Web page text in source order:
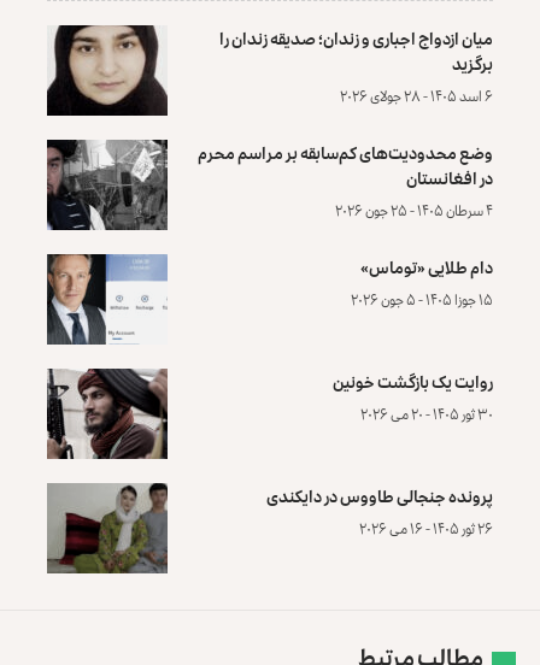
میان ازدواج اجباری و زندان؛ صدیقه زندان را
برگزید
۶ اسد ۱۴۰۵ - ۲۸ جولای ۲۰۲۶
وضع محدودیت‌های کم‌سابقه بر مراسم محرم
در افغانستان
۴ سرطان ۱۴۰۵ - ۲۵ جون ۲۰۲۶
دام طلایی «توماس»
۱۵ جوزا ۱۴۰۵ - ۵ جون ۲۰۲۶
روایت یک بازگشت خونین
۳۰ ثور ۱۴۰۵ - ۲۰ می ۲۰۲۶
پرونده‌ جنجالی طاووس در دایکندی
۲۶ ثور ۱۴۰۵ - ۱۶ می ۲۰۲۶